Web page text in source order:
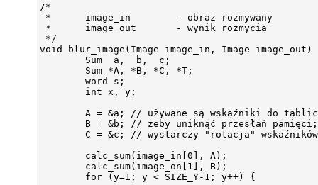
/*
*      image_in        - obraz rozmywany
*      image_out       - wynik rozmycia
*/
void blur_image(Image image_in, Image image_out)
        Sum  a,  b,  c;
        Sum *A, *B, *C, *T;
        word s;
        int x, y;
A = &a; // używane są wskaźniki do
        B = &b; // żeby uniknąć przesłań pamięci;
        C = &c; // wystarczy "rotacja" wskaźników
        calc_sum(image_in[0], A);
        calc_sum(image_on[1], B);
        for (y=1; y < SIZE_Y-1; y++) {